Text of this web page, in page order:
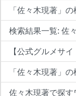
「佐々木現著」
検索結果一覧: 佐
【公式グルメサ
「佐々木現著」
佐々木現著で探